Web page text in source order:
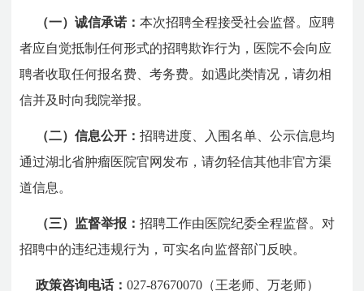
（一）诚信承诺：本次招聘全程接受社会监督。应聘
者应自觉抵制任何形式的招聘欺诈行为，医院不会向应
聘者收取任何报名费、考务费。如遇此类情况，请勿相
信并及时向我院举报。
（二）信息公开：招聘进度、入围名单、公示信息均
通过湖北省肿瘤医院官网发布，请勿轻信其他非官方渠
道信息。
（三）监督举报：招聘工作由医院纪委全程监督。对
招聘中的违纪违规行为，可实名向监督部门反映。
政策咨询电话：027-87670070（王老师、万老师）